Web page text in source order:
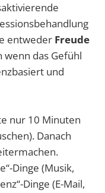
entweder Freude
wenn das Gefühl
und
nur 10 Minuten
Danach
Dinge (Musik,
Dinge (E-Mail,